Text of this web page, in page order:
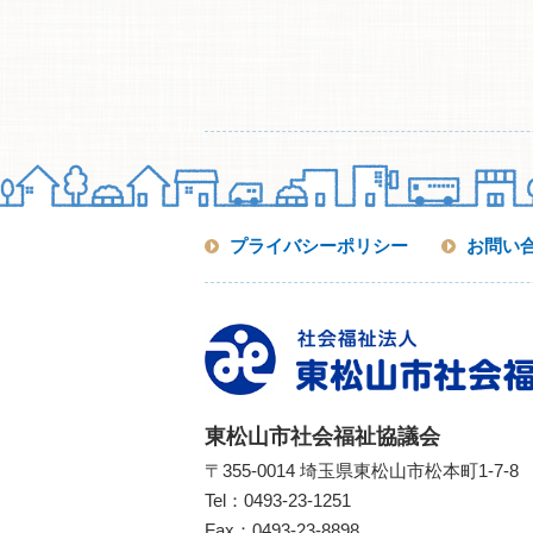
プライバシーポリシー お問い
東松山市社会福祉協議会
〒355-0014 埼玉県東松山市松本町1-7-8
Tel： 0493-23-1251